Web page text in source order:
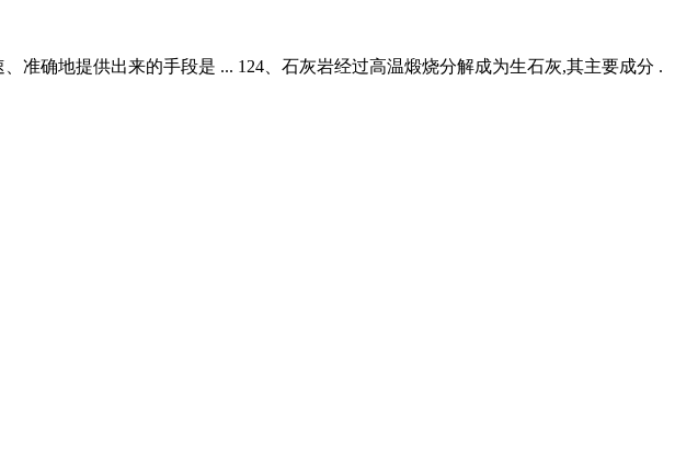
准确地提供出来的手段是 ... 124、石灰岩经过高温煅烧分解成为生石灰,其主要成分 .